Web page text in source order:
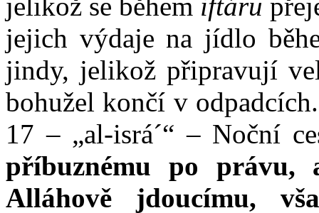
jelikož se během iftáru
jejich výdaje na jídlo
jindy, jelikož připravují
bohužel končí v
17 – „al-isrá´“ – Noční
příbuznému po právu,
Alláhově jdoucímu,